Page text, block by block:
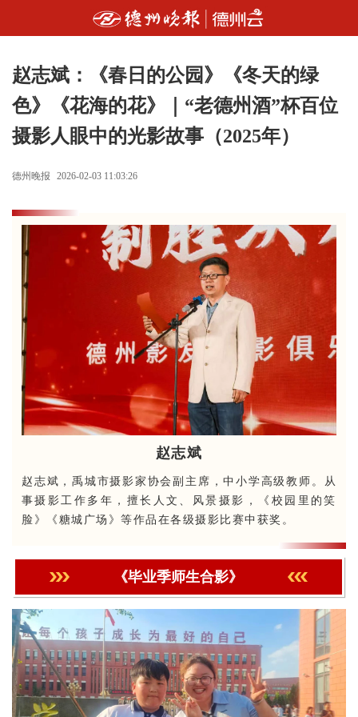
赵志斌：《春日的公园》《冬天的绿
色》《花海的花》｜“老德州酒”杯百位
摄影人眼中的光影故事（2025年）
德州晚报 2026-02-03 11:03:26
赵志斌
赵志斌，禹城市摄影家协会副主席，中小学高级教师。从
事摄影工作多年，擅长人文、风景摄影，《校园里的笑
脸》《糖城广场》等作品在各级摄影比赛中获奖。
《毕业季师生合影》